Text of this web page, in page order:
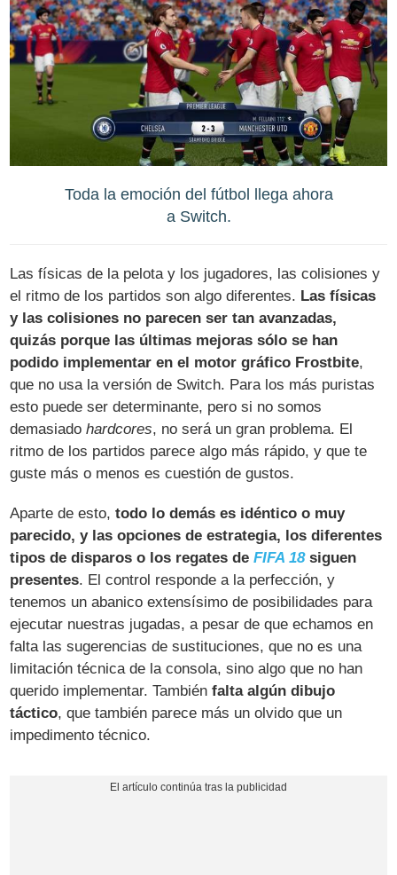
Toda la emoción del fútbol llega ahora
a Switch.
Las físicas de la pelota y los jugadores, las colisiones y
el ritmo de los partidos son algo diferentes. Las físicas
y las colisiones no parecen ser tan avanzadas,
quizás porque las últimas mejoras sólo se han
podido implementar en el motor gráfico Frostbite,
que no usa la versión de Switch. Para los más puristas
esto puede ser determinante, pero si no somos
demasiadohardcores, no será un gran problema. El
ritmo de los partidos parece algo más rápido, y que te
guste más o menos es cuestión de gustos.
Aparte de esto,todo lo demás es idéntico o muy
parecido, y las opciones de estrategia, los diferentes
tipos de disparos o los regates deFIFA 18siguen
presentes. El control responde a la perfección, y
tenemos un abanico extensísimo de posibilidades para
ejecutar nuestras jugadas, a pesar de que echamos en
falta las sugerencias de sustituciones, que no es una
limitación técnica de la consola, sino algo que no han
querido implementar. Tambiénfalta algún dibujo
táctico, que también parece más un olvido que un
impedimento técnico.